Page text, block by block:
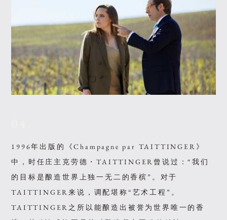
1996年出版的《Champagne par TAITTINGER》
中，时任庄主克劳德・TAITTINGER曾说过：“我们
的目标是酿造世界上独一无二的香槟”。对于
TAITTINGER来说，调配堪称“艺术工程”。
TAITTINGER之所以能酿造出被誉为世界唯一的香